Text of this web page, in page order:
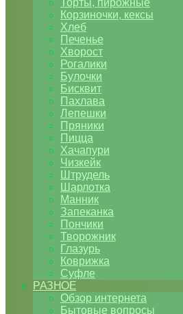
Торты, пирожные
Корзиночки, кексы
Хлеб
Печенье
Хворост
Рогалики
Булочки
Бисквит
Пахлава
Лепешки
Пряники
Пицца
Хачапури
Чизкейк
Штрудель
Шарлотка
Манник
Запеканка
Пончики
Творожник
Глазурь
Коврижка
Суфле
РАЗНОЕ
Обзор интернета
Бытовые вопросы